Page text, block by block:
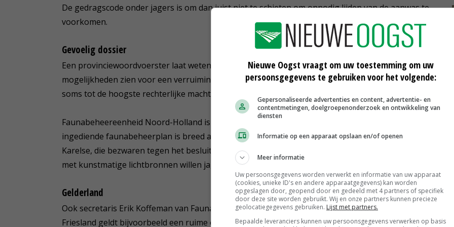
De gedragscode onder jagers is om dan juist niet te schieten om onnodig lijden van de aanwas te
voorkomen.
Gevoelig dossier
Een provinciewoordvoerster laat weten dat Gedeputeerde Staten onvoldoende juridische
mogelijkheden zien voor een verruiming. 'Faunabeheer is een gevoelig dossier, waar besluiten
soms tot de hoogste rechterlijke macht worden uitgevochten en we zijn al eerder teruggefloten.'
Faunabeheereenheid Noord-Holland is verbaasd over het besluit van Gedeputeerde Staten. Het
ingediende faunabeheerplan is breed afgewogen en heeft breed draagvlak, vindt secretaris Désiré
Karelse, die bezwaren tegen het besluit niet uitsluit. 'Wij zijn niet de enige die al vanaf december
met kunstmatige lichtbronnen willen jagen, omdat dat het meest effectief is.'
Gelderland
Ook secretaris Erik Koffeman van Faunabeheereenheid Gelderland ziet juridische kansen. 'In
Friesland geldt bijvoorbeeld een ruime ontheffing als aanvulling op de vrijstelling. Rechters
Nieuwe Oogst vraagt om uw toestemming om uw
persoonsgegevens te gebruiken voor het volgende:
Gepersonaliseerde advertenties en content, advertentie- en
contentmetingen, doelgroepenonderzoek en ontwikkeling van
diensten
Informatie op een apparaat opslaan en/of openen
Meer informatie
Uw persoonsgegevens worden verwerkt en informatie van uw apparaat
(cookies, unieke ID's en andere apparaatgegevens) kan worden
opgeslagen door, geopend door en gedeeld met 4 partners of specifiek
door deze site worden gebruikt. Wij en onze partners kunnen precieze
geolocatiegegevens gebruiken. Lijst met partners.
Bepaalde leveranciers kunnen uw persoonsgegevens verwerken op basis